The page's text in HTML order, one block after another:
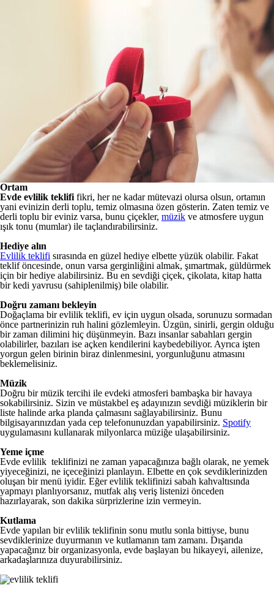
Ortam
Evde evlilik teklifi fikri, her ne kadar mütevazi olursa olsun, ortamın
yani evinizin derli toplu, temiz olmasına özen gösterin. Zaten temiz ve
derli toplu bir eviniz varsa, bunu çiçekler, müzik ve atmosfere uygun
ışık tonu (mumlar) ile taçlandırabilirsiniz.
Hediye alın
Evlilik teklifi sırasında en güzel hediye elbette yüzük olabilir. Fakat
teklif öncesinde, onun varsa gerginliğini almak, şımartmak, güldürmek
için bir hediye alabilirsiniz. Bu en sevdiği çiçek, çikolata, kitap hatta
bir kedi yavrusu (sahiplenilmiş) bile olabilir.
Doğru zamanı bekleyin
Doğaçlama bir evlilik teklifi, ev için uygun olsada, sorunuzu sormadan
önce partnerinizin ruh halini gözlemleyin. Üzgün, sinirli, gergin olduğu
bir zaman dilimini hiç düşünmeyin. Bazı insanlar sabahları gergin
olabilirler, bazıları ise açken kendilerini kaybedebiliyor. Ayrıca işten
yorgun gelen birinin biraz dinlenmesini, yorgunluğunu atmasını
beklemelisiniz.
Müzik
Doğru bir müzik tercihi ile evdeki atmosferi bambaşka bir havaya
sokabilirsiniz. Sizin ve müstakbel eş adayınızın sevdiği müziklerin bir
liste halinde arka planda çalmasını sağlayabilirsiniz. Bunu
bilgisayarınızdan yada cep telefonunuzdan yapabilirsiniz. Spotify
uygulamasını kullanarak milyonlarca müziğe ulaşabilirsiniz.
Yeme içme
Evde evlilik teklifinizi ne zaman yapacağınıza bağlı olarak, ne yemek
yiyeceğinizi, ne içeceğinizi planlayın. Elbette en çok sevdiklerinizden
oluşan bir menü iyidir. Eğer evlilik teklifinizi sabah kahvaltısında
yapmayı planlıyorsanız, mutfak alış veriş listenizi önceden
hazırlayarak, son dakika sürprizlerine izin vermeyin.
Kutlama
Evde yapılan bir evlilik teklifinin sonu mutlu sonla bittiyse, bunu
sevdiklerinize duyurmanın ve kutlamanın tam zamanı. Dışarıda
yapacağınız bir organizasyonla, evde başlayan bu hikayeyi, ailenize,
arkadaşlarınıza duyurabilirsiniz.